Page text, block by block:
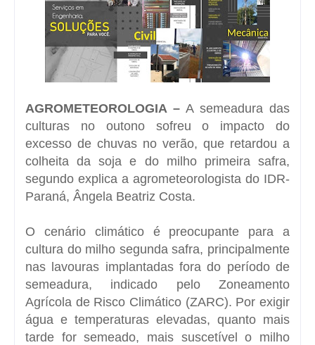
AGROMETEOROLOGIA – A semeadura das
culturas no outono sofreu o impacto do
excesso de chuvas no verão, que retardou a
colheita da soja e do milho primeira safra,
segundo explica a agrometeorologista do IDR-
Paraná, Ângela Beatriz Costa.
O cenário climático é preocupante para a
cultura do milho segunda safra, principalmente
nas lavouras implantadas fora do período de
semeadura, indicado pelo Zoneamento
Agrícola de Risco Climático (ZARC). Por exigir
água e temperaturas elevadas, quanto mais
tarde for semeado, mais suscetível o milho